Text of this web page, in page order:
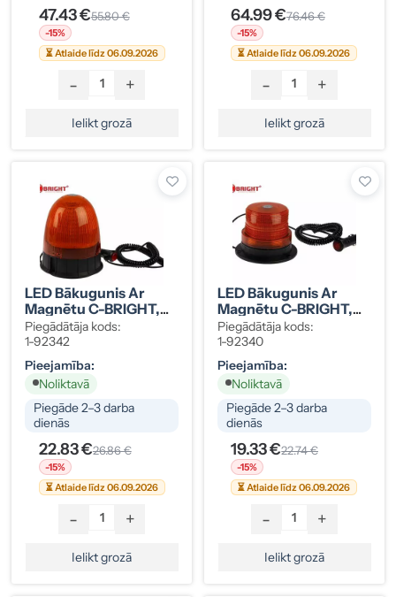
47.43 €55.80 €
-15%
⏳ Atlaide līdz 06.09.2026
- +
Ielikt grozā
64.99 €76.46 €
-15%
⏳ Atlaide līdz 06.09.2026
- +
Ielikt grozā
LED Bākugunis Ar
Magnētu C-BRIGHT,
80 LED, 12-24V
Piegādātāja kods:
1-92342
Pieejamība:
Noliktavā
Piegāde 2–3 darba
dienās
22.83 €26.86 €
-15%
⏳ Atlaide līdz 06.09.2026
- +
Ielikt grozā
LED Bākugunis Ar
Magnētu C-BRIGHT,
60 LED, 12-24V
Piegādātāja kods:
1-92340
Pieejamība:
Noliktavā
Piegāde 2–3 darba
dienās
19.33 €22.74 €
-15%
⏳ Atlaide līdz 06.09.2026
- +
Ielikt grozā